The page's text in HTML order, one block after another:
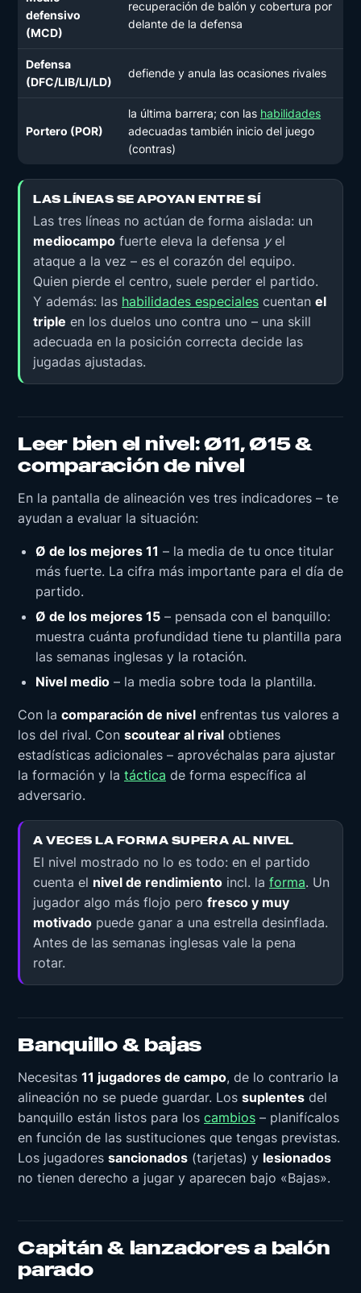
defensivo
(MCD)
recuperación de balón y cobertura por
delante de la defensa
Defensa
(DFC/LIB/LI/LD)
defiende y anula las ocasiones rivales
Portero (POR)
la última barrera; con las habilidades
adecuadas también inicio del juego
(contras)
LAS LÍNEAS SE APOYAN ENTRE SÍ
Las tres líneas no actúan de forma aislada: un
mediocampo fuerte eleva la defensa yel
ataque a la vez – es el corazón del equipo.
Quien pierde el centro, suele perder el partido.
Y además: las habilidades especiales cuentan el
triple en los duelos uno contra uno – una skill
adecuada en la posición correcta decide las
jugadas ajustadas.
Leer bien el nivel: Ø11, Ø15 &
comparación de nivel
En la pantalla de alineación ves tres indicadores – te
ayudan a evaluar la situación:
Ø de los mejores 11 – la media de tu once titular
más fuerte. La cifra más importante para el día de
partido.
Ø de los mejores 15 – pensada con el banquillo:
muestra cuánta profundidad tiene tu plantilla para
las semanas inglesas y la rotación.
Nivel medio – la media sobre toda la plantilla.
Con la comparación de nivel enfrentas tus valores a
los del rival. Con scoutear al rival obtienes
estadísticas adicionales – aprovéchalas para ajustar
la formación y la táctica de forma específica al
adversario.
A VECES LA FORMA SUPERA AL NIVEL
El nivel mostrado no lo es todo: en el partido
cuenta el nivel de rendimiento incl. la forma. Un
jugador algo más flojo pero fresco y muy
motivado puede ganar a una estrella desinflada.
Antes de las semanas inglesas vale la pena
rotar.
Banquillo & bajas
Necesitas 11 jugadores de campo, de lo contrario la
alineación no se puede guardar. Los suplentes del
banquillo están listos para los cambios – planifícalos
en función de las sustituciones que tengas previstas.
Los jugadores sancionados (tarjetas) y lesionados
no tienen derecho a jugar y aparecen bajo «Bajas».
Capitán & lanzadores a balón
parado